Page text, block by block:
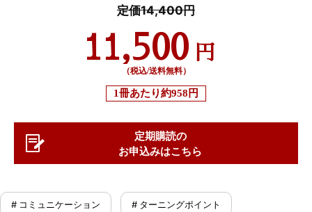
定価14,400円
11,500 円
（税込/送料無料）
1冊あたり約958円
定期購読の
お申込みはこちら
# コミュニケーション # ターニングポイント